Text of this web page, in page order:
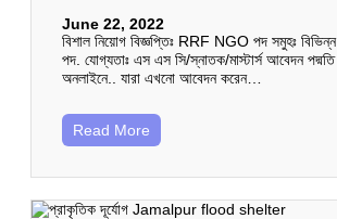
June 22, 2022
বিশাল নিয়োগ বিজ্ঞপ্তিঃ RRF NGO পদ সমুহঃ বিভিন্ন
পদ. যোগ্যতাঃ এস এস সি/স্নাতক/মাস্টার্স আবেদন পদ্মতি
অনলাইনে.. যারা এখনো আবেদন করেন…
Read More